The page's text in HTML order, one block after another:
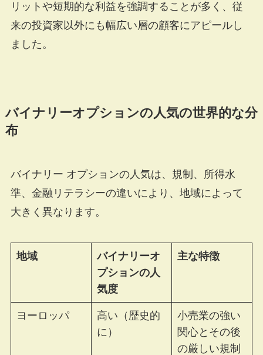
リットや短期的な利益を強調することが多く、従
来の投資家以外にも幅広い層の顧客にアピールし
ました。
バイナリーオプションの人気の世界的な分
布
バイナリー オプションの人気は、規制、所得水
準、金融リテラシーの違いにより、地域によって
大きく異なります。
地域
バイナリーオ
プションの人
気度
主な特徴
ヨーロッパ
高い（歴史的
に）
小売業の強い
関心とその後
の厳しい規制